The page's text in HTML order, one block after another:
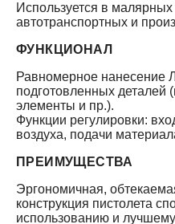
Используется в
автотранспортных и
ФУНКЦИОНАЛ
Равномерное нанесение
подготовленных деталей
элементы и пр.).
Функции регулировки:
воздуха, подачи
ПРЕИМУЩЕСТВА
Эргономичная,
конструкция пистолета
использованию и